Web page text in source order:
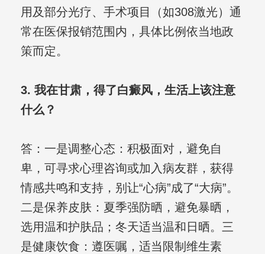
用及部分光疗、手术项目（如308激光）通
常在医保报销范围内，具体比例依当地政
策而定。
3. 我在甘肃，得了白癜风，生活上该注意
什么？
答：一是调整心态：积极面对，避免自
卑，可寻求心理咨询或加入病友群，获得
情感共鸣和支持，别让“心病”成了“大病”。
二是保养皮肤：夏季强防晒，避免暴晒，
选用温和护肤品；冬天适当温和日晒。三
是健康饮食：遵医嘱，适当限制维生素